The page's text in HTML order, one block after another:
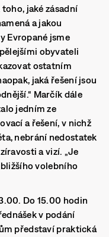
jaké zásadní
a jakou
Evropané jsme
obyvateli
ostatním
jaká řešení jsou
Marčík dále
jedním ze
a řešení, v nichž
nebrání nedostatek
a vizí. „Je
volebního
Do 15.00 hodin
v podání
představí praktická